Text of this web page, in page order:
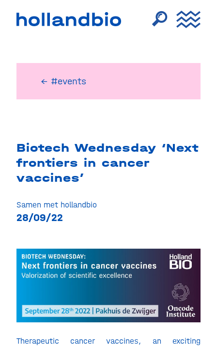
← #events
Biotech Wednesday ‘Next
frontiers in cancer
vaccines’
Samen met hollandbio
28/09/22
Therapeutic cancer vaccines, an exciting